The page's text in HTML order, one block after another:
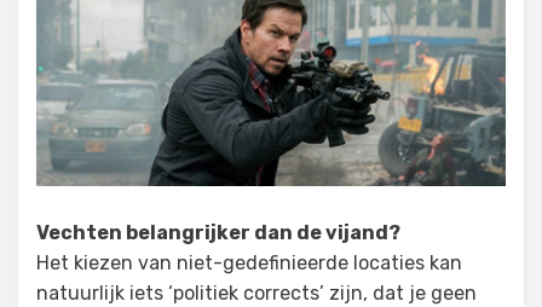
Vechten belangrijker dan de vijand?
Het kiezen van niet-gedefinieerde locaties kan
natuurlijk iets ‘politiek corrects’ zijn, dat je geen